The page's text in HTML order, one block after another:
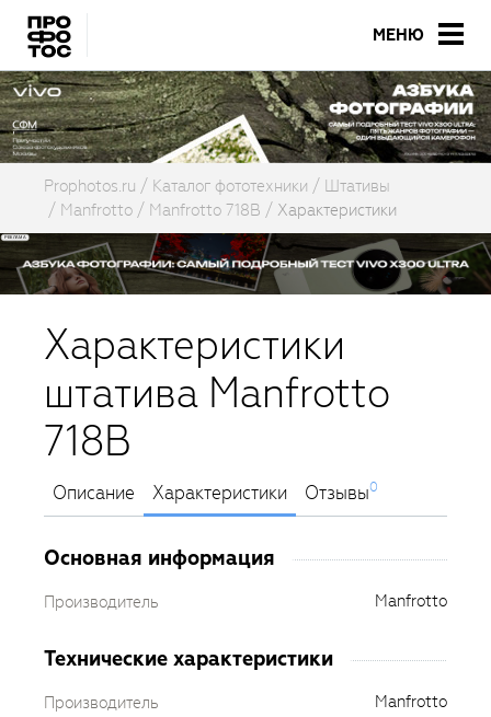
МЕНЮ
Prophotos.ru Каталог фототехники
Штативы
Manfrotto
Manfrotto 718B Характеристики
Характеристики
штатива Manfrotto
718B
Описание Характеристики Отзывы0
Основная информация
Производитель Manfrotto
Технические характеристики
Производитель
Manfrotto